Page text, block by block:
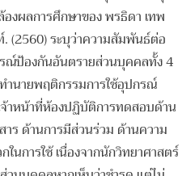
งผลการศึกษาของ พรธิดา เทพ
(2560) ระบุว่าความสัมพันธ์ต่อ
ณ์ป้องกันอันตรายส่วนบุคคลทั้ง 4
ำนายพฤติกรรมการใช้อุปกรณ์
าหน้าที่ห้องปฏิบัติการทดสอบด้าน
ร ด้านการมีส่วนร่วม ด้านความ
ในการใช้ เนื่องจากนักวิทยาศาสตร์